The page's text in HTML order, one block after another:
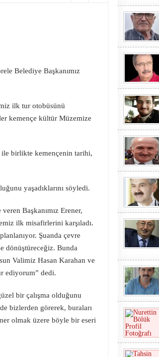
Belediye Başkanımız
ilk tur otobüsünü
kemençe kültür Müzemize
ile birlikte kemençenin tarihi,
yaşadıklarını söyledi.
Başkanımız Erener,
ilk misafirlerini karşıladı.
Şuanda çevre
dönüştüreceğiz. Bunda
Valimiz Hasan Karahan ve
ediyorum” dedi.
bir çalışma olduğunu
bizlerden görerek, buraları
olmak üzere böyle bir eseri